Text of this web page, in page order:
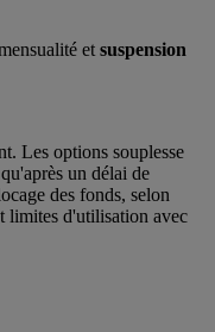
et suspension
Les options souplesse
un délai de
des fonds, selon
limites d'utilisation avec